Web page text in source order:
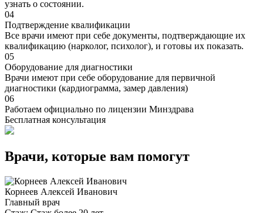
узнать о состоянии.
04
Подтверждение квалификации
Все врачи имеют при себе документы, подтверждающие их
квалификацию (нарколог, психолог), и готовы их показать.
05
Оборудование для диагностики
Врачи имеют при себе оборудование для первичной
диагностики (кардиограмма, замер давления)
06
Работаем официально по лицензии Минздрава
Бесплатная консультация
Врачи, которые вам помогут
Корнеев Алексей Иванович
Главный врач